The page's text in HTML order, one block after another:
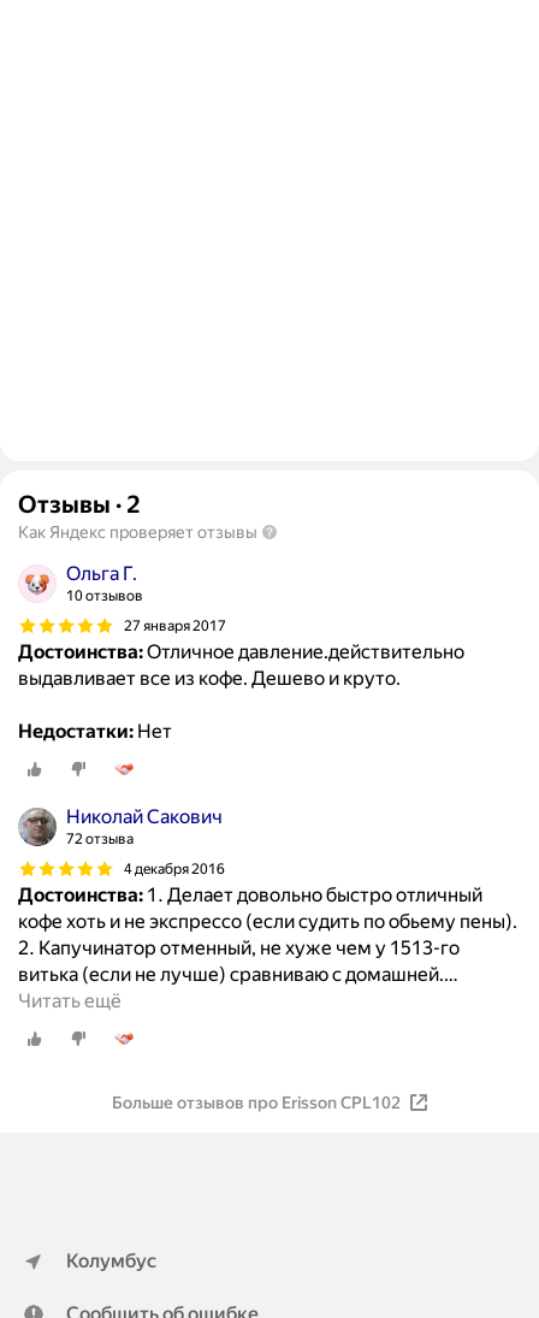
Отзывы · 2
Как Яндекс проверяет отзывы
Ольга Г.
10 отзывов
27 января 2017
Достоинства:Отличное давление.действительно
выдавливает все из кофе. Дешево и круто.
Недостатки: Нет
Николай Сакович
72 отзыва
4 декабря 2016
Достоинства: 1. Делает довольно быстро отличный
кофе хоть и не экспрессо (если судить по обьему пены).
2. Капучинатор отменный, не хуже чем у 1513-го
витька (если не лучше) сравниваю с домашней.…
Читать ещё
Больше отзывов про Erisson CPL102
Колумбус